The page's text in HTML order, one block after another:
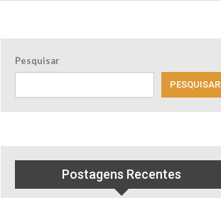
Pesquisar
PESQUISAR
Postagens Recentes